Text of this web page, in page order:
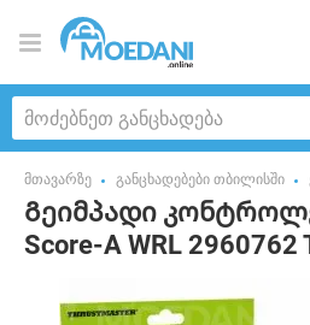
მთავარზე განცხადებები თბილისში
Გეიმპადი
Score-A WRL 2960762